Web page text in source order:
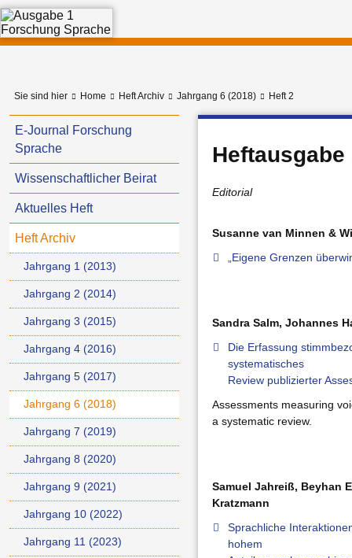
Sie sind hier Home Heft Archiv Jahrgang 6 (2018) Heft 2
E-Journal Forschung
Sprache
Wissenschaftlicher Beirat
Aktuelles Heft
Heft Archiv
Jahrgang 1 (2013)
Jahrgang 2 (2014)
Jahrgang 3 (2015)
Jahrgang 4 (2016)
Jahrgang 5 (2017)
Jahrgang 6 (2018)
Jahrgang 7 (2019)
Jahrgang 8 (2020)
Jahrgang 9 (2021)
Jahrgang 10 (2022)
Jahrgang 11 (2023)
Heftausgabe
Editorial
Susanne van Minnen &
„Eigene Grenzen
Sandra Salm, Johannes
Die Erfassung
systematisches
Review publizierter
Assessments measuring
a systematic review.
Samuel Jahreiß, Beyhan
Kratzmann
Sprachliche
hohem